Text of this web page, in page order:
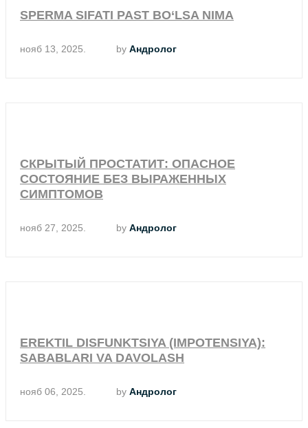
SPERMA SIFATI PAST BO‘LSA NIMA
нояб 13, 2025. by Андролог
СКРЫТЫЙ ПРОСТАТИТ: ОПАСНОЕ
СОСТОЯНИЕ БЕЗ ВЫРАЖЕННЫХ
СИМПТОМОВ
нояб 27, 2025. by Андролог
EREKTIL DISFUNKTSIYA (IMPOTENSIYA):
SABABLARI VA DAVOLASH
нояб 06, 2025. by Андролог